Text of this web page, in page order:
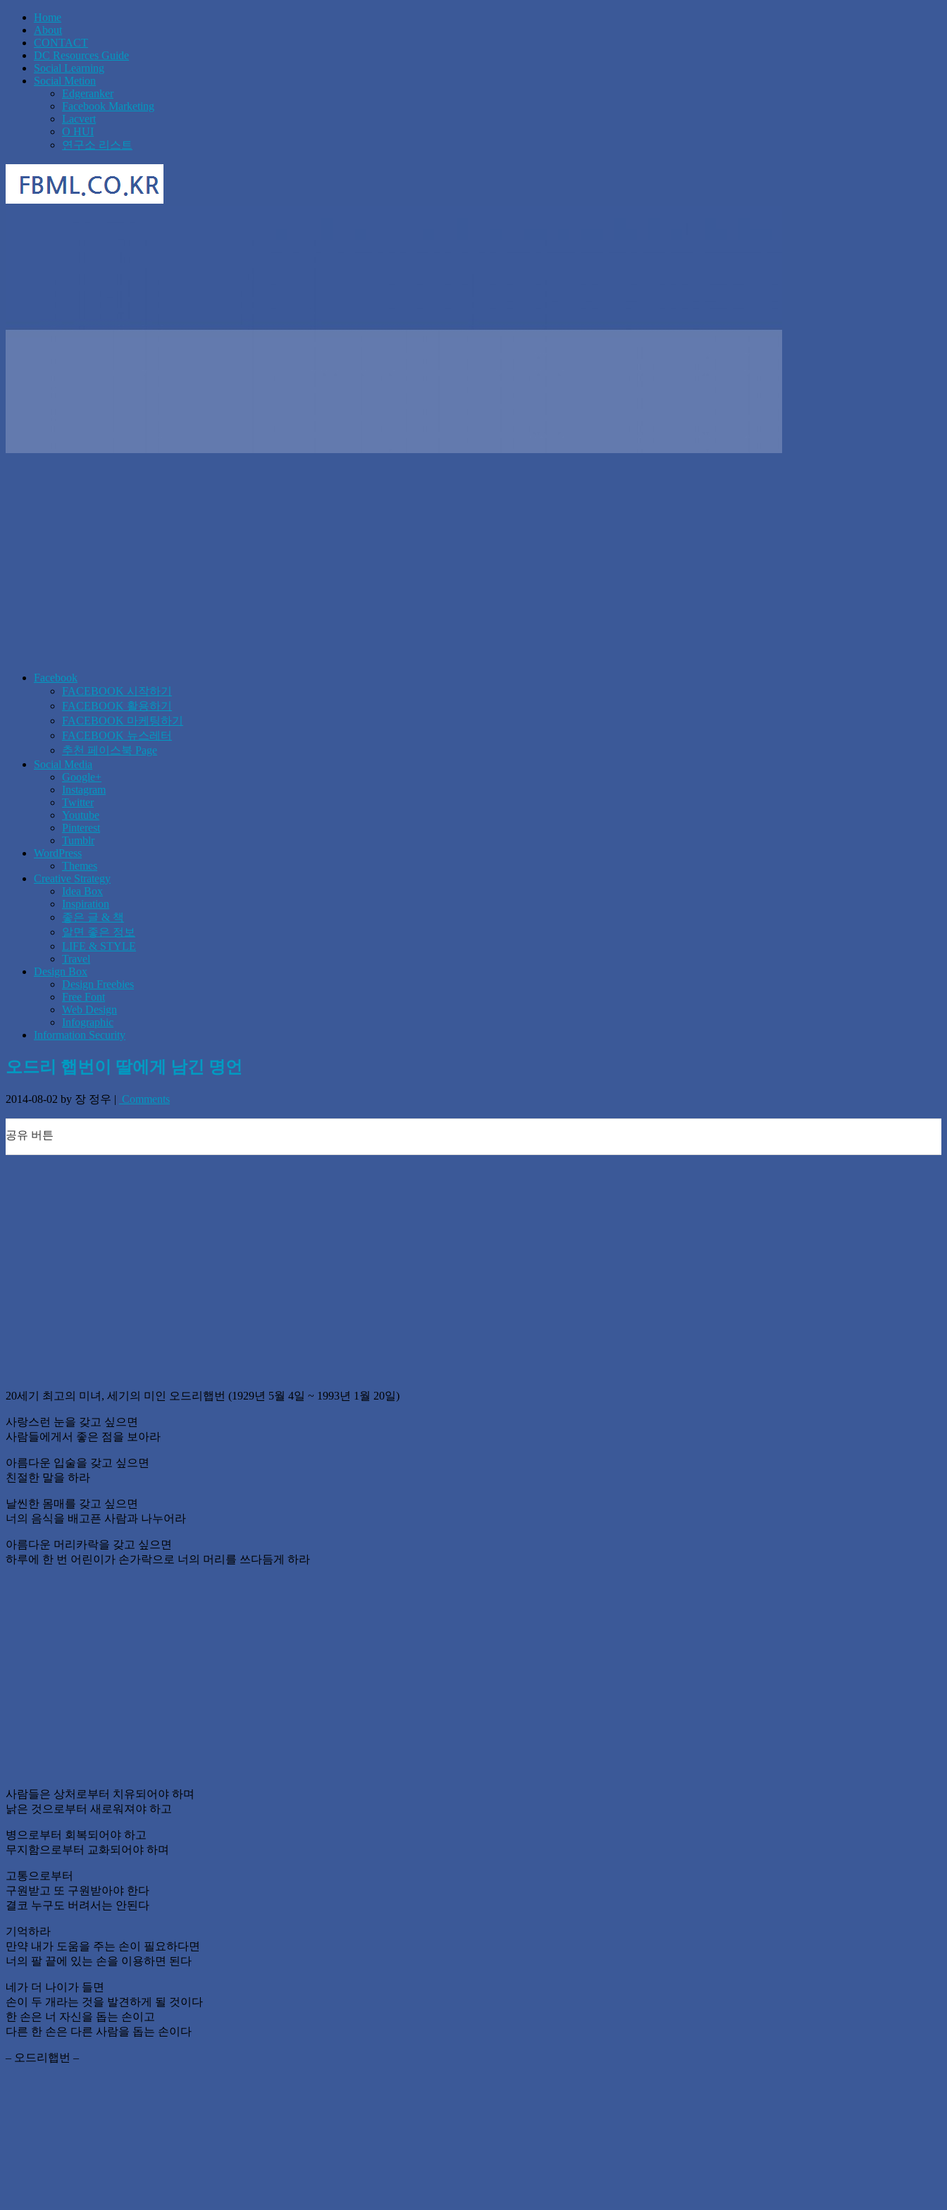
Home
About
CONTACT
DC Resources Guide
Social Learning
Social Metion
Edgeranker
Facebook Marketing
Lacvert
O HUI
연구소 리스트
Facebook
FACEBOOK 시작하기
FACEBOOK 활용하기
FACEBOOK 마케팅하기
FACEBOOK 뉴스레터
추천 페이스북 Page
Social Media
Google+
Instagram
Twitter
Youtube
Pinterest
Tumblr
WordPress
Themes
Creative Strategy
Idea Box
Inspiration
좋은 글 & 책
알면 좋은 정보
LIFE & STYLE
Travel
Design Box
Design Freebies
Free Font
Web Design
Infographic
Information Security
오드리 햅번이 딸에게 남긴 명언
2014-08-02 by 장 정우 | Comments
공유 버튼
20세기 최고의 미녀, 세기의 미인 오드리햅번 (1929년 5월 4일 ~ 1993년 1월 20일)
사랑스런 눈을 갖고 싶으면
사람들에게서 좋은 점을 보아라
아름다운 입술을 갖고 싶으면
친절한 말을 하라
날씬한 몸매를 갖고 싶으면
너의 음식을 배고픈 사람과 나누어라
아름다운 머리카락을 갖고 싶으면
하루에 한 번 어린이가 손가락으로 너의 머리를 쓰다듬게 하라
사람들은 상처로부터 치유되어야 하며
낡은 것으로부터 새로워져야 하고
병으로부터 회복되어야 하고
무지함으로부터 교화되어야 하며
고통으로부터
구원받고 또 구원받아야 한다
결코 누구도 버려서는 안된다
기억하라
만약 내가 도움을 주는 손이 필요하다면
너의 팔 끝에 있는 손을 이용하면 된다
네가 더 나이가 들면
손이 두 개라는 것을 발견하게 될 것이다
한 손은 너 자신을 돕는 손이고
다른 한 손은 다른 사람을 돕는 손이다
– 오드리햅번 –